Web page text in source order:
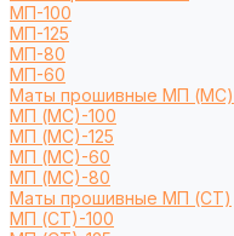
МП-100
МП-125
МП-80
МП-60
Маты прошивные МП (МС)
МП (МС)-100
МП (МС)-125
МП (МС)-60
МП (МС)-80
Маты прошивные МП (СТ)
МП (СТ)-100